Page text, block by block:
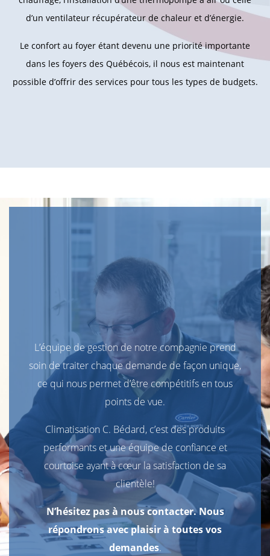
d’un ventilateur récupérateur de chaleur et d’énergie.
Le confort au foyer étant devenu une priorité importante
dans les foyers des Québécois, il nous est maintenant
possible d’offrir des services pour tous les types de budgets.
L’équipe de gestion de notre compagnie prend
soin de traiter chaque demande de façon unique,
ce qui nous permet d’être compétitifs en tous
points de vue.
Climatisation C. Bédard, c’est des produits
performants et une équipe de confiance et
courtoise ayant à cœur la satisfaction de sa
clientèle!
N’hésitez pas à nous contacter. Nous
répondrons avec plaisir à toutes vos
demandes.